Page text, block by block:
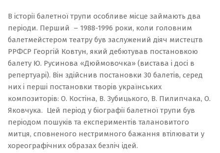
В історії балетної трупи особливе місце займають два
періоди. Перший – 1988-1996 роки, коли головним
балетмейстером театру був заслужений діяч мистецтв
РРФСР Георгій Ковтун, який дебютував постановкою
балету Ю. Русинова «Дюймовочка» (вистава і досі в
репертуарі). Він здійснив постановки 30 балетів, серед
них і перші постановки творів українських
композиторів: О. Костіна, В. Зубицького, В. Пилипчака, О.
Яковчука. Цей період у біографії балетної трупи був
періодом пошуків та експериментів талановитого
митця, сповненого нестримного бажання втілювати у
хореографічних образах безліч ідей.